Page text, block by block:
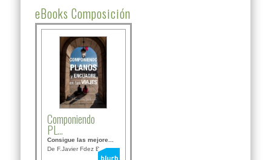
eBooks Composición
Componiendo
PL...
Consigue las mejore...
De F.Javier Fdez Bor...